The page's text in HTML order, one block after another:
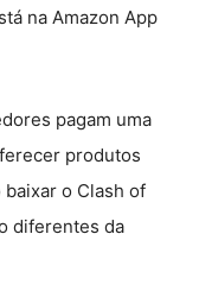
na Amazon App
pagam uma
produtos
baixar o Clash of
diferentes da